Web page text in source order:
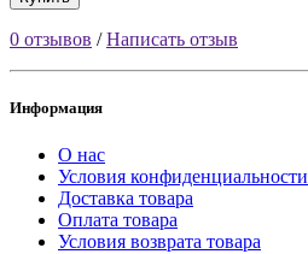
0 отзывов /Написать отзыв
Информация
О нас
Условия конфиденциальности
Доставка товара
Оплата товара
Условия возврата товара